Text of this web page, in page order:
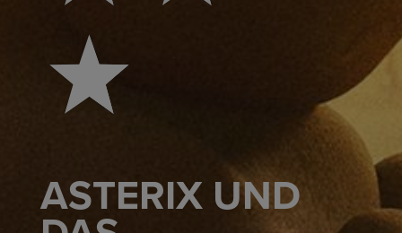
ASTERIX UND